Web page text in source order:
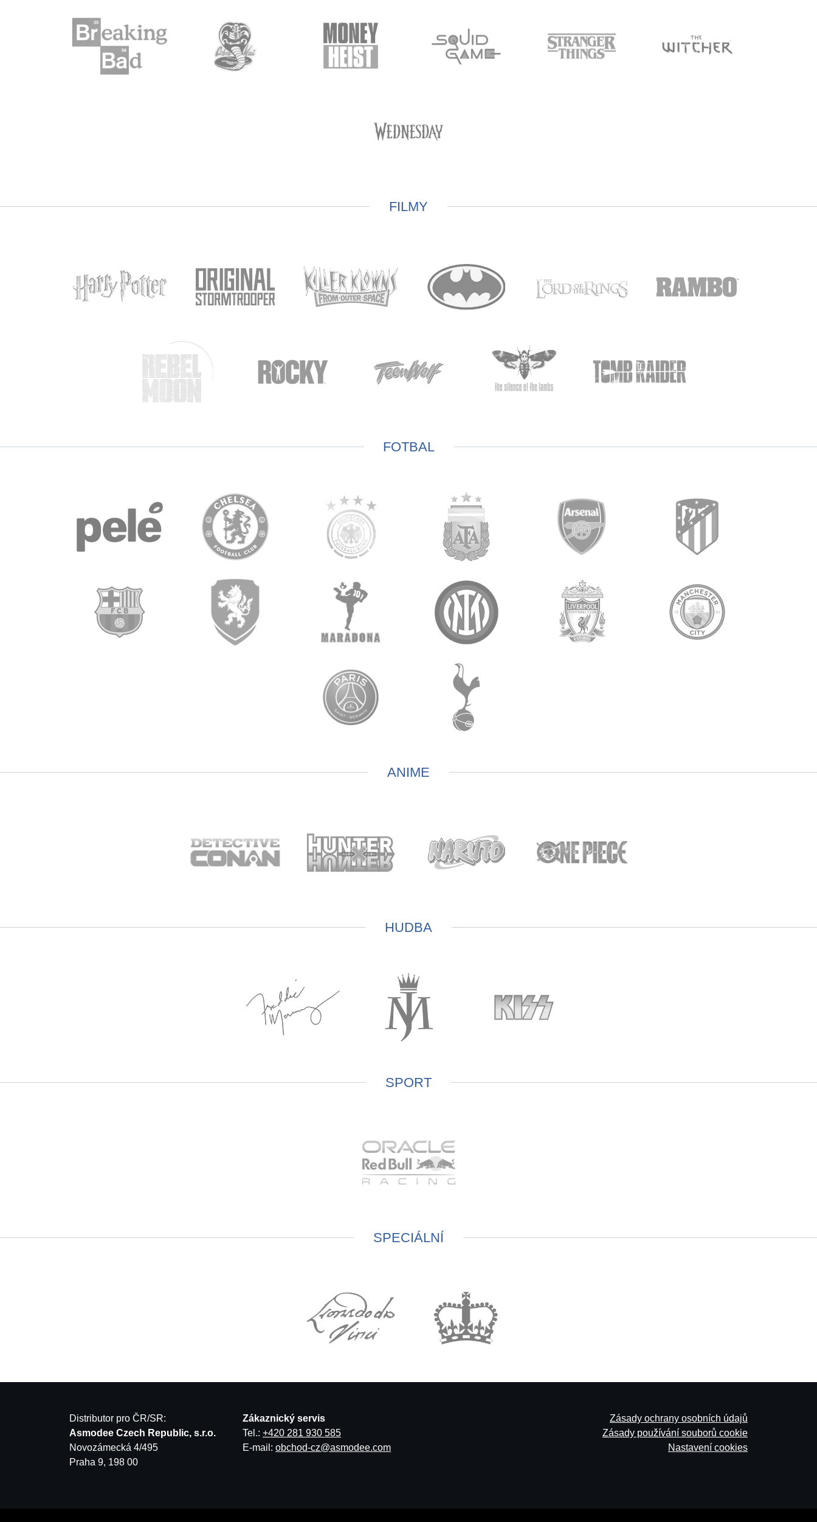
FILMY
FOTBAL
ANIME
HUDBA
SPORT
SPECIÁLNÍ
Distributor pro ČR/SR:
Asmodee Czech Republic, s.r.o.
Novozámecká 4/495
Praha 9, 198 00
Zákaznický servis
Tel.: +420 281 930 585
E-mail: obchod-cz@asmodee.com
Zásady ochrany osobních údajů
Zásady používání souborů cookie
Nastavení cookies